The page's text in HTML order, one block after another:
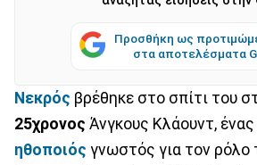
Προσθήκη ως
στα αποτελέσματα
Νεκρός βρέθηκε στο σπίτι του
25χρονος Άνγκους Κλάουντ,
ηθοποιός γνωστός για τον ρόλο